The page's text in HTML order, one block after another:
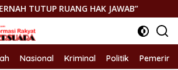
JAWAB” GEGER! JENAZAH
Nasional Kriminal Politik